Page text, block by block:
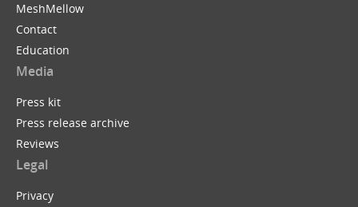
MeshMellow
Contact
Education
Media
Press kit
Press release archive
Reviews
Legal
Privacy